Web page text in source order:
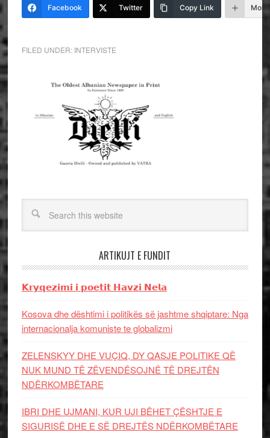
Facebook Twitter Copy Link More
FILED UNDER: INTERVISTE
ARTIKUJT E FUNDIT
𝗞𝗿𝘆𝗾𝗲𝘇𝗶𝗺𝗶 𝗶 𝗽𝗼𝗲𝘁𝗶𝘁 𝗛𝗮𝘃𝘇𝗶 𝗡𝗲𝗹𝗮
Kosova dhe dështimi i politikës së jashtme shqiptare: Nga
internacionalja komuniste te globalizmi
ZELENSKYY DHE VUÇIQ, DY QASJE POLITIKE QË
NUK MUND TË ZËVENDËSOJNË TË DREJTËN
NDËRKOMBËTARE
IBRI DHE UJMANI, KUR UJI BËHET ÇËSHTJE E
SIGURISË DHE E SË DREJTËS NDËRKOMBËTARE